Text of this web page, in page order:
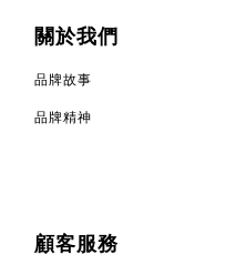
關於我們
品牌故事
品牌精神
顧客服務